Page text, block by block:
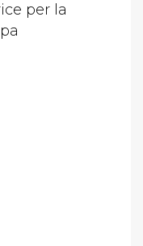
per la